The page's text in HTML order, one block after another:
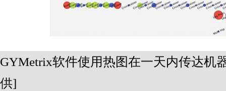
GYMetrix软件使用热图在一天内传达机
供]